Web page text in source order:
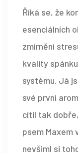
Říká se, že
esenciálních
zmírnění
kvality
systému. Já
své první
cítil tak
psem Maxem
nevšiml si